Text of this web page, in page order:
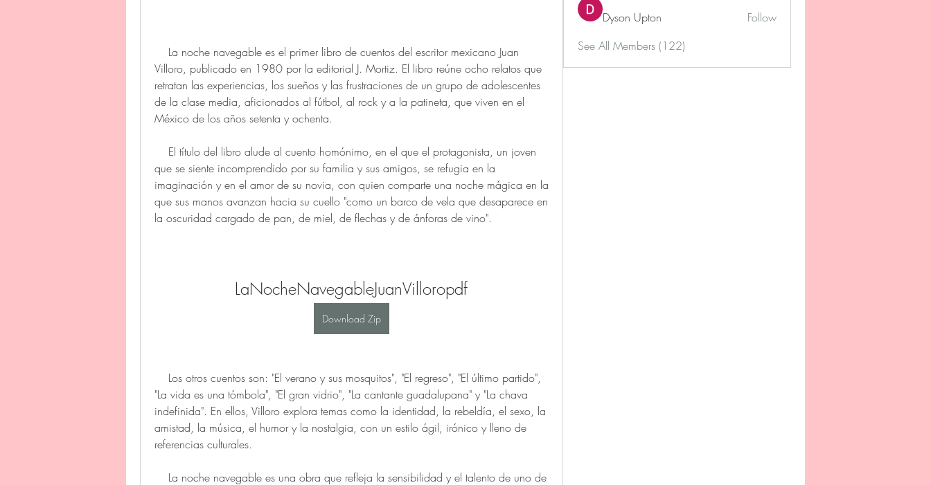
Villoro, publicado en 1980 por la editorial J. Mortiz. El libro reúne ocho relatos que
retratan las experiencias, los sueños y las frustraciones de un grupo de adolescentes
de la clase media, aficionados al fútbol, al rock y a la patineta, que viven en el
México de los años setenta y ochenta.
que se siente incomprendido por su familia y sus amigos, se refugia en la
imaginación y en el amor de su novia, con quien comparte una noche mágica en la
que sus manos avanzan hacia su cuello "como un barco de vela que desaparece en
la oscuridad cargado de pan, de miel, de flechas y de ánforas de vino".
LaNocheNavegableJuanVilloropdf
Download Zip
"La vida es una tómbola", "El gran vidrio", "La cantante guadalupana" y "La chava
indefinida". En ellos, Villoro explora temas como la identidad, la rebeldía, el sexo, la
amistad, la música, el humor y la nostalgia, con un estilo ágil, irónico y lleno de
referencias culturales.
Dyson Upton
Follow
See All Members (122)